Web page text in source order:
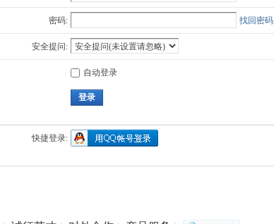
密码: 找回密码
安全提问:
自动登录
登录
快捷登录: